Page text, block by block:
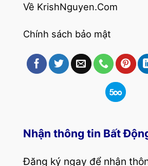
Về KrishNguyen.Com
Chính sách bảo mật
Nhận thông tin Bất
Đăng ký ngay để nhận